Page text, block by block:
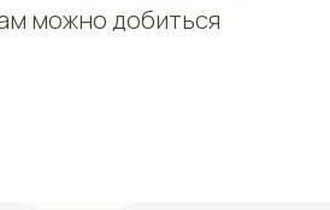
можно добиться